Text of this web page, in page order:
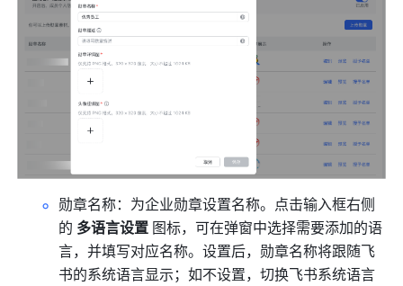
勋章名称：为企业勋章设置名称。点击输入框右侧
的 多语言设置 图标，可在弹窗中选择需要添加的语
言，并填写对应名称。设置后，勋章名称将跟随飞
书的系统语言显示；如不设置，切换飞书系统语言